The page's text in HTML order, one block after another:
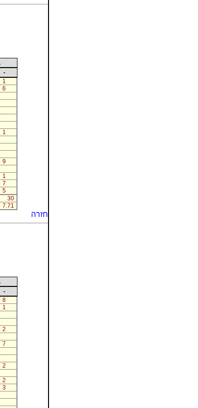
-
1
6
1
9
1
7
5
30
7.71
חזרה
-
8
1
2
7
2
2
3